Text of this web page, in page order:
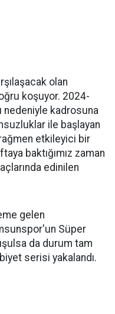
olan
koşuyor. 2024-
nedeniyle kadrosuna
ile başlayan
etkileyici bir
baktığımız zaman
edinilen
gelen
Süper
da durum tam
serisi yakalandı.